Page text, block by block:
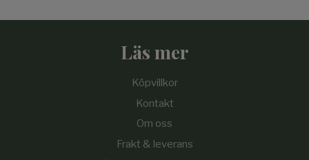
Läs mer
Köpvillkor
Kontakt
Om oss
Frakt & leverans